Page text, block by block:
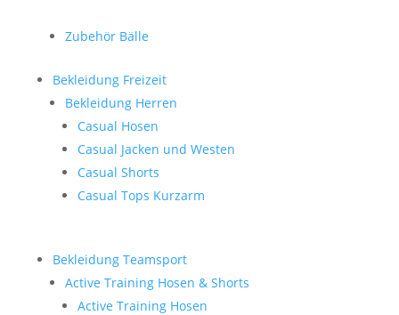
Zubehör Bälle
Bekleidung Freizeit
Bekleidung Herren
Casual Hosen
Casual Jacken und Westen
Casual Shorts
Casual Tops Kurzarm
Bekleidung Teamsport
Active Training Hosen & Shorts
Active Training Hosen